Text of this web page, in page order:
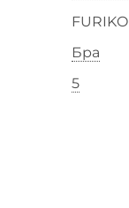
FURIKO
Бра
5